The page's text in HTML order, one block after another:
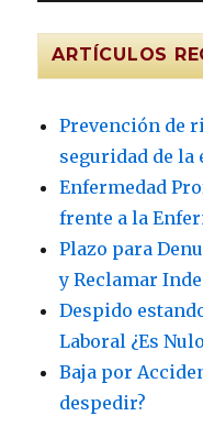
ARTÍCULOS
Prevención de
seguridad de la
Enfermedad
frente a la
Plazo para
y Reclamar
Despido
Laboral ¿Es
Baja por
despedir?